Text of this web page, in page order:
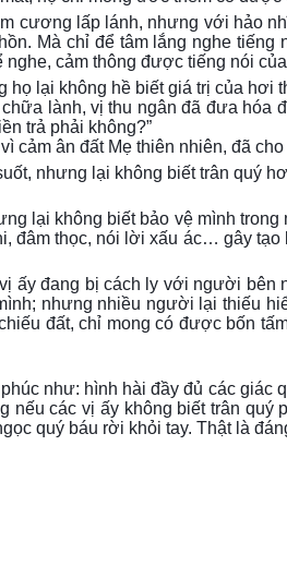
cương lấp lánh, nhưng với hảo
Mà chỉ để tâm lắng nghe
cảm thông được tiếng nói
lại không hề biết giá trị của hơi
lành, vị thu ngân đã đưa
trả phải không?”
cảm ân đất Mẹ thiên nhiên, đã
nhưng lại không biết trân quý
lại không biết bảo vệ mình
đâm thọc, nói lời xấu ác… gây
ấy đang bị cách ly với người
nhưng nhiều người lại thiếu
đất, chỉ mong có được bốn
như: hình hài đầy đủ các
các vị ấy không biết trân
quý báu rời khỏi tay. Thật là